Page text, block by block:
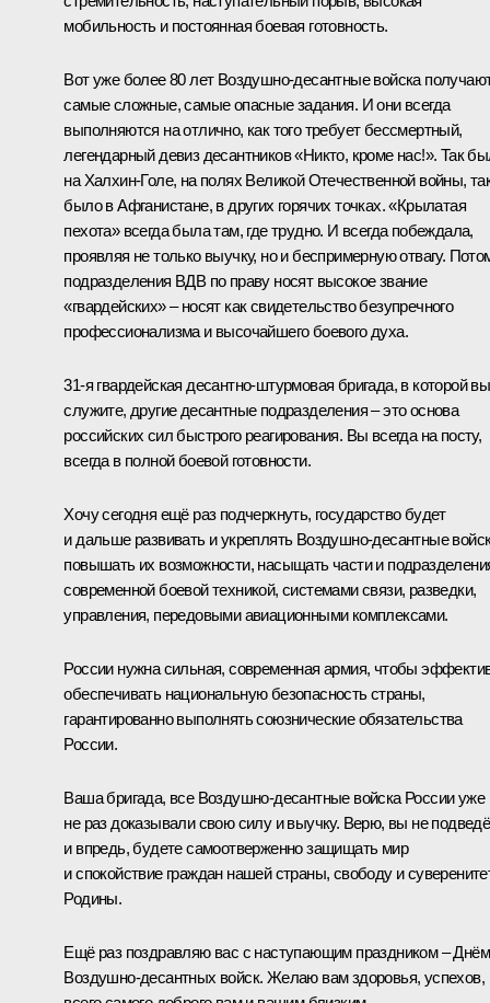
мобильность и постоянная боевая готовность.
Вот уже более 80 лет Воздушно-десантные войска
самые сложные, самые опасные задания. И они всегда
выполняются на отлично, как того требует бессмертный,
легендарный девиз десантников «Никто, кроме нас!». Так
на Халхин-Голе, на полях Великой Отечественной войны,
было в Афганистане, в других горячих точках. «Крылатая
пехота» всегда была там, где трудно. И всегда побеждала,
проявляя не только выучку, но и беспримерную отвагу.
подразделения ВДВ по праву носят высокое звание
«гвардейских» – носят как свидетельство безупречного
профессионализма и высочайшего боевого духа.
31-я гвардейская десантно-штурмовая бригада, в которой вы
служите, другие десантные подразделения – это основа
российских сил быстрого реагирования. Вы всегда на посту,
всегда в полной боевой готовности.
Хочу сегодня ещё раз подчеркнуть, государство будет
и дальше развивать и укреплять Воздушно-десантные
повышать их возможности, насыщать части и
современной боевой техникой, системами связи, разведки,
управления, передовыми авиационными комплексами.
России нужна сильная, современная армия, чтобы
обеспечивать национальную безопасность страны,
гарантированно выполнять союзнические обязательства
России.
Ваша бригада, все Воздушно-десантные войска России уже
не раз доказывали свою силу и выучку. Верю, вы не
и впредь, будете самоотверженно защищать мир
и спокойствие граждан нашей страны, свободу и
Родины.
Ещё раз поздравляю вас с наступающим праздником – Днём
Воздушно-десантных войск. Желаю вам здоровья, успехов,